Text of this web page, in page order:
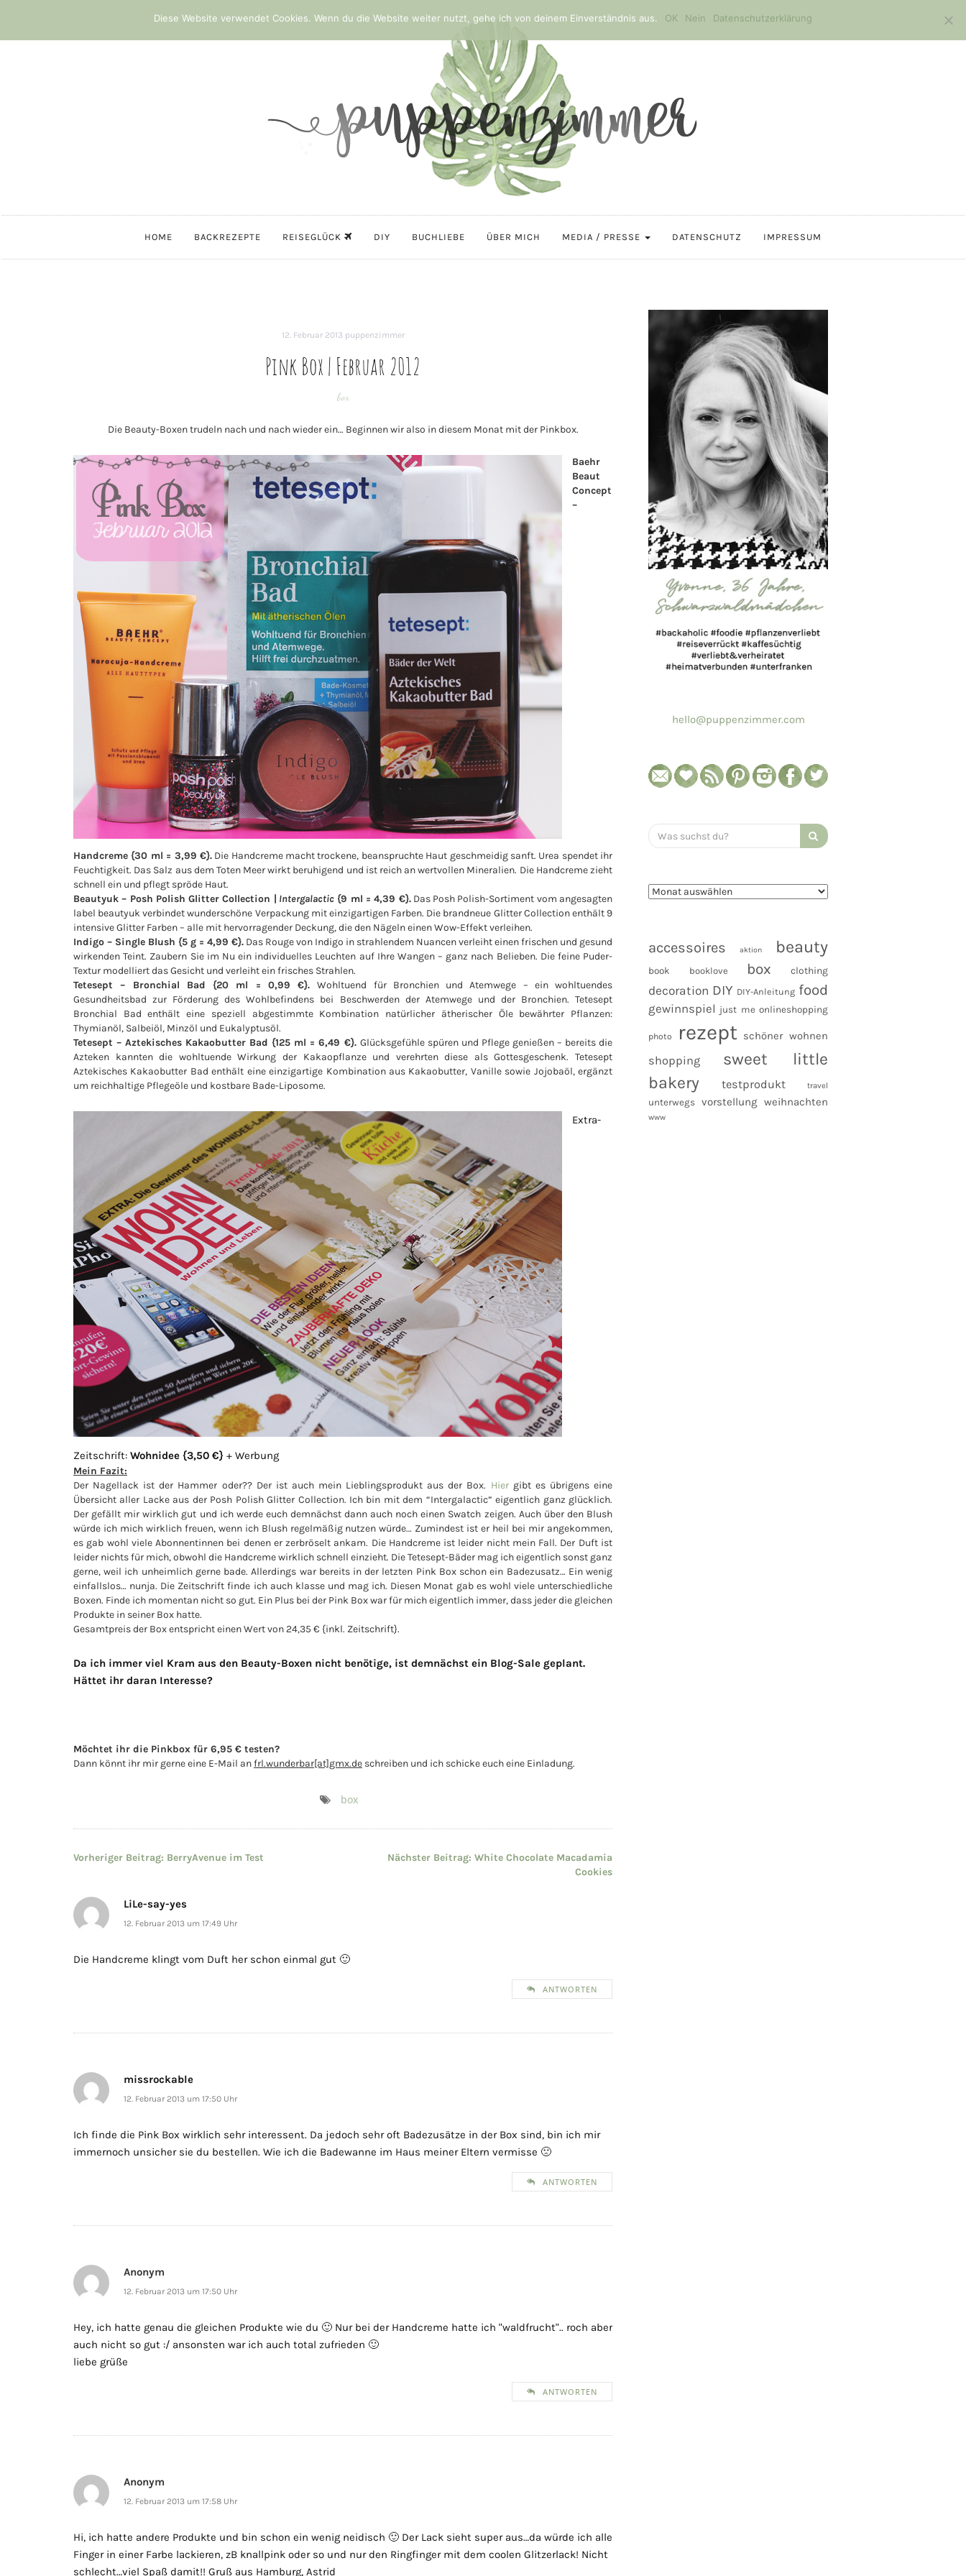
HOME BACKREZEPTE REISEGLÜCK DIY BUCHLIEBE ÜBER MICH MEDIA / PRESSE DATENSCHUTZ IMPRESSUM
12. Februar 2013 puppenzimmer
Pink Box | Februar 2012
box
Die Beauty-Boxen trudeln nach und nach wieder ein… Beginnen wir also in diesem Monat mit der Pinkbox.
Baehr
Beaut
Concept
–
Handcreme {30 ml = 3,99 €}.Die Handcreme macht trockene, beanspruchte Haut geschmeidig sanft. Urea spendet ihr
Feuchtigkeit. Das Salz aus dem Toten Meer wirkt beruhigend und ist reich an wertvollen Mineralien. Die Handcreme zieht
schnell ein und pflegt spröde Haut.
Beautyuk – Posh Polish Glitter Collection | Intergalactic {9 ml = 4,39 €}.Das Posh Polish-Sortiment vom angesagten
label beautyuk verbindet wunderschöne Verpackung mit einzigartigen Farben. Die brandneue Glitter Collection enthält 9
intensive Glitter Farben – alle mit hervorragender Deckung, die den Nägeln einen Wow-Effekt verleihen.
Indigo – Single Blush {5 g = 4,99 €}. Das Rouge von Indigo in strahlendem Nuancen verleiht einen frischen und gesund
wirkenden Teint. Zaubern Sie im Nu ein individuelles Leuchten auf Ihre Wangen – ganz nach Belieben. Die feine Puder-
Textur modelliert das Gesicht und verleiht ein frisches Strahlen.
Tetesept – Bronchial Bad {20 ml = 0,99 €}.Wohltuend für Bronchien und Atemwege – ein wohltuendes
Gesundheitsbad zur Förderung des Wohlbefindens bei Beschwerden der Atemwege und der Bronchien. Tetesept
Bronchial Bad enthält eine speziell abgestimmte Kombination natürlicher ätherischer Öle bewährter Pflanzen:
Thymianöl, Salbeiöl, Minzöl und Eukalyptusöl.
Tetesept – Aztekisches Kakaobutter Bad {125 ml = 6,49 €}. Glücksgefühle spüren und Pflege genießen – bereits die
Azteken kannten die wohltuende Wirkung der Kakaopflanze und verehrten diese als Gottesgeschenk. Tetesept
Aztekisches Kakaobutter Bad enthält eine einzigartige Kombination aus Kakaobutter, Vanille sowie Jojobaöl, ergänzt
um reichhaltige Pflegeöle und kostbare Bade-Liposome.
Extra-
Zeitschrift: Wohnidee {3,50 €} + Werbung
Mein Fazit:
Der Nagellack ist der Hammer oder?? Der ist auch mein Lieblingsprodukt aus der Box. Hiergibt es übrigens eine
Übersicht aller Lacke aus der Posh Polish Glitter Collection. Ich bin mit dem “Intergalactic” eigentlich ganz glücklich.
Der gefällt mir wirklich gut und ich werde euch demnächst dann auch noch einen Swatch zeigen. Auch über den Blush
würde ich mich wirklich freuen, wenn ich Blush regelmäßig nutzen würde… Zumindest ist er heil bei mir angekommen,
es gab wohl viele Abonnentinnen bei denen er zerbröselt ankam. Die Handcreme ist leider nicht mein Fall. Der Duft ist
leider nichts für mich, obwohl die Handcreme wirklich schnell einzieht. Die Tetesept-Bäder mag ich eigentlich sonst ganz
gerne, weil ich unheimlich gerne bade. Allerdings war bereits in der letzten Pink Box schon ein Badezusatz… Ein wenig
einfallslos… nunja. Die Zeitschrift finde ich auch klasse und mag ich. Diesen Monat gab es wohl viele unterschiedliche
Boxen. Finde ich momentan nicht so gut. Ein Plus bei der Pink Box war für mich eigentlich immer, dass jeder die gleichen
Produkte in seiner Box hatte.
Gesamtpreis der Box entspricht einen Wert von 24,35 € {inkl. Zeitschrift}.
Da ich immer viel Kram aus den Beauty-Boxen nicht benötige, ist demnächst ein Blog-Sale geplant.
Hättet ihr daran Interesse?
Möchtet ihr die Pinkbox für 6,95 € testen?
Dann könnt ihr mir gerne eine E-Mail anfrl.wunderbar[at]gmx.de schreiben und ich schicke euch eine Einladung.
box
Beitragsnavigation
Vorheriger Beitrag: BerryAvenue im Test Nächster Beitrag: White Chocolate Macadamia
Cookies
LiLe-say-yes
12. Februar 2013 um 17:49 Uhr
Die Handcreme klingt vom Duft her schon einmal gut 🙂
ANTWORTEN
missrockable
12. Februar 2013 um 17:50 Uhr
Ich finde die Pink Box wirklich sehr interessent. Da jedoch sehr oft Badezusätze in der Box sind, bin ich mir
immernoch unsicher sie du bestellen. Wie ich die Badewanne im Haus meiner Eltern vermisse 🙁
ANTWORTEN
Anonym
12. Februar 2013 um 17:50 Uhr
Hey, ich hatte genau die gleichen Produkte wie du 🙂 Nur bei der Handcreme hatte ich "waldfrucht".. roch aber
auch nicht so gut :/ ansonsten war ich auch total zufrieden 🙂
liebe grüße
ANTWORTEN
Anonym
12. Februar 2013 um 17:58 Uhr
Hi, ich hatte andere Produkte und bin schon ein wenig neidisch 🙂 Der Lack sieht super aus…da würde ich alle
Finger in einer Farbe lackieren, zB knallpink oder so und nur den Ringfinger mit dem coolen Glitzerlack! Nicht
schlecht…viel Spaß damit!! Gruß aus Hamburg, Astrid
hello@puppenzimmer.com
Search
for:
accessoires aktion beauty
book booklove box clothing
decoration DIY DIY-Anleitung food
gewinnspiel just me onlineshopping
photo rezept schöner wohnen
shopping
sweet little
bakery
testprodukt travel
unterwegs vorstellung weihnachten
www
Diese Website verwendet Cookies. Wenn du die Website weiter nutzt, gehe ich von deinem Einverständnis aus. OK Nein Datenschutzerklärung